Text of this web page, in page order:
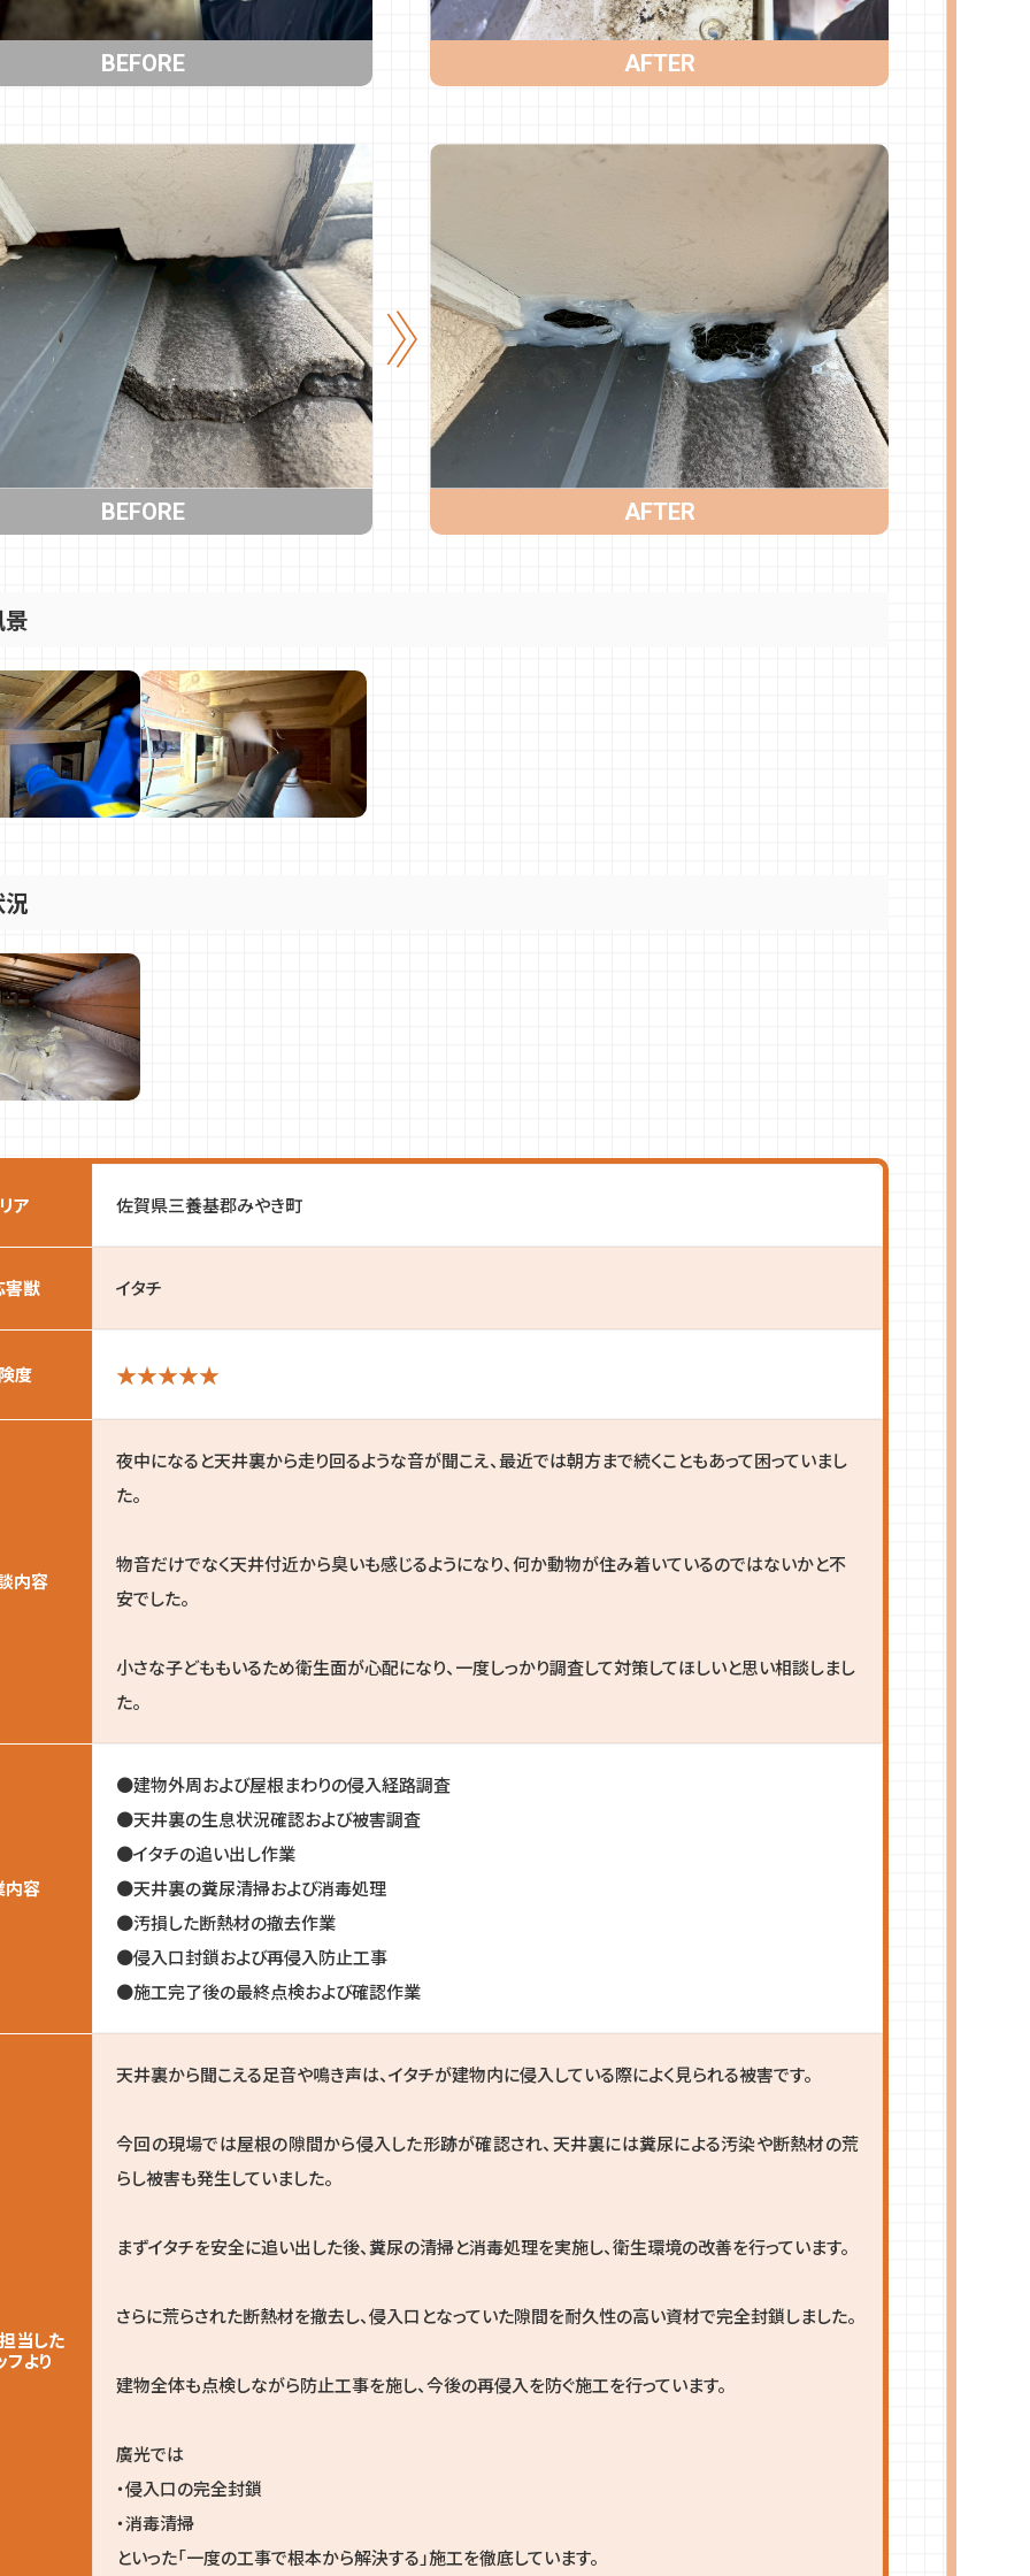
BEFORE AFTER
BEFORE AFTER
ア 佐賀県三養基郡みやき町
害獣 イタチ
度
内容
夜中になると天井裏から走り回るような音が聞こえ、最近では朝方まで続くこともあって困っていまし
た。
物音だけでなく天井付近から臭いも感じるようになり、何か動物が住み着いているのではないかと不
安でした。
小さな子どももいるため衛生面が心配になり、一度しっかり調査して対策してほしいと思い相談しまし
た。
内容
●建物外周および屋根まわりの侵入経路調査
●天井裏の生息状況確認および被害調査
●イタチの追い出し作業
●天井裏の糞尿清掃および消毒処理
●汚損した断熱材の撤去作業
●侵入口封鎖および再侵入防止工事
●施工完了後の最終点検および確認作業
当した
フより
天井裏から聞こえる足音や鳴き声は、イタチが建物内に侵入している際によく見られる被害です。
今回の現場では屋根の隙間から侵入した形跡が確認され、天井裏には糞尿による汚染や断熱材の荒
らし被害も発生していました。
まずイタチを安全に追い出した後、糞尿の清掃と消毒処理を実施し、衛生環境の改善を行っています。
さらに荒らされた断熱材を撤去し、侵入口となっていた隙間を耐久性の高い資材で完全封鎖しました。
建物全体も点検しながら防止工事を施し、今後の再侵入を防ぐ施工を行っています。
廣光では
・侵入口の完全封鎖
・消毒清掃
といった「一度の工事で根本から解決する」施工を徹底しています。